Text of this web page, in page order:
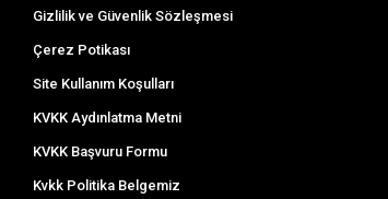
Gizlilik ve Güvenlik Sözleşmesi
Çerez Potikası
Site Kullanım Koşulları
KVKK Aydınlatma Metni
KVKK Başvuru Formu
Kvkk Politika Belgemiz